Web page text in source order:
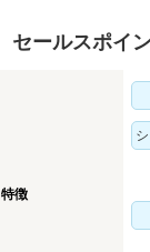
セールスポイ
特徴